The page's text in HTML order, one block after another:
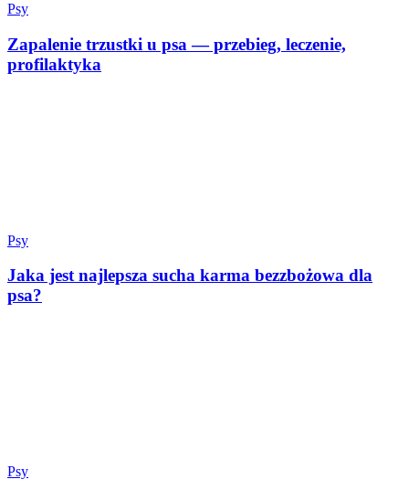
Psy
Zapalenie trzustki u psa — przebieg, leczenie,
profilaktyka
Psy
Jaka jest najlepsza sucha karma bezzbożowa dla
psa?
Psy